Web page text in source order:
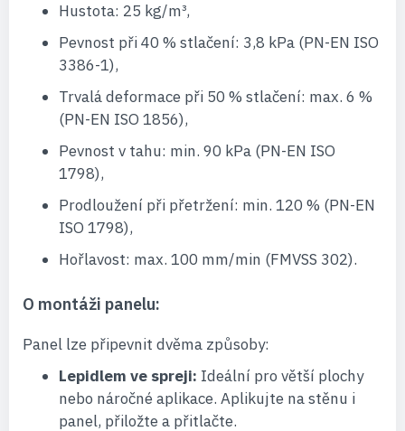
Hustota: 25 kg/m³,
Pevnost při 40 % stlačení: 3,8 kPa (PN-EN ISO
3386-1),
Trvalá deformace při 50 % stlačení: max. 6 %
(PN-EN ISO 1856),
Pevnost v tahu: min. 90 kPa (PN-EN ISO
1798),
Prodloužení při přetržení: min. 120 % (PN-EN
ISO 1798),
Hořlavost: max. 100 mm/min (FMVSS 302).
O montáži panelu:
Panel lze připevnit dvěma způsoby:
Lepidlem ve spreji: Ideální pro větší plochy
nebo náročné aplikace. Aplikujte na stěnu i
panel, přiložte a přitlačte.